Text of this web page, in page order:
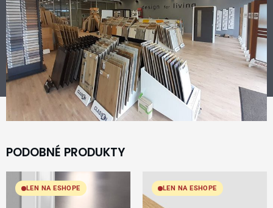
PODOBNÉ PRODUKTY
LEN NA ESHOPE LEN NA ESHOPE